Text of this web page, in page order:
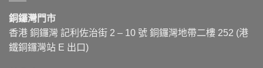
銅鑼灣門市
香港 銅鑼灣 記利佐治街 2 – 10 號 銅鑼灣地帶二樓 252 (港
鐵銅鑼灣站 E 出口)